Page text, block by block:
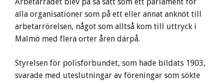
alla organisationer som på ett eller annat anknöt till
arbetarrörelsen, något som alltså kom till uttryck i
Malmö med flera orter åren därpå.
Styrelsen för polisförbundet, som hade bildats 1903,
svarade med uteslutningar av föreningar som sökte